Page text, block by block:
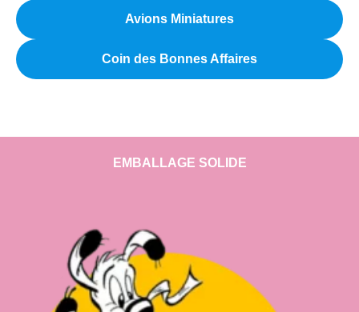
Avions Miniatures
Coin des Bonnes Affaires
EMBALLAGE SOLIDE